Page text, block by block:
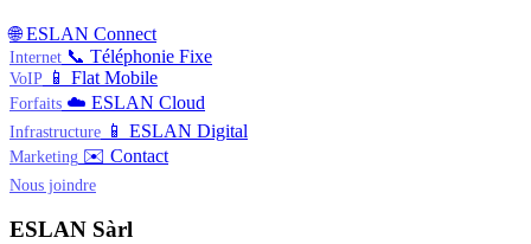
🌐 ESLAN Connect
Internet 📞 Téléphonie Fixe
VoIP 📱 Flat Mobile
Forfaits ☁️ ESLAN Cloud
Infrastructure 📱 ESLAN Digital
Marketing ✉️ Contact
Nous joindre
ESLAN Sàrl